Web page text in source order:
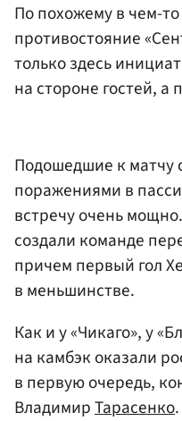
По похожему в чем-
противостояние
только здесь
на стороне гостей, а
Подошедшие к матчу
поражениями в
встречу очень мощно.
создали команде
причем первый гол
в меньшинстве.
Как и у «Чикаго», у
на камбэк оказали
в первую очередь,
ВладимирТарасенко.